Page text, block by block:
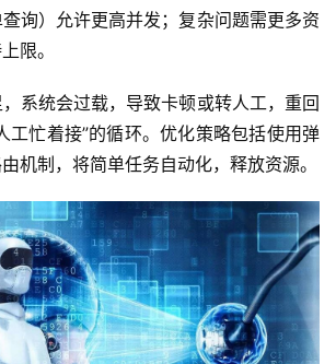
询）允许更高并发；复杂问题需更多资
限。
系统会过载，导致卡顿或转人工，重回
工忙着接”的循环。优化策略包括使用弹
机制，将简单任务自动化，释放资源。